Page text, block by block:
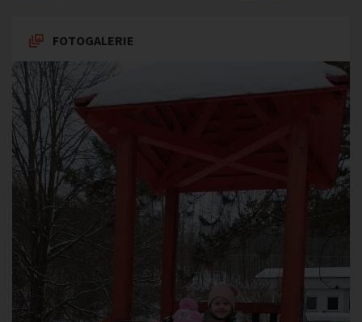
FOTOGALERIE